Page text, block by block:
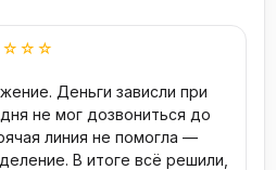
Россельхозбанк можно
Google Play или через
Приложение доступно
авторизации по номеру
Деньги зависли при
не мог дозвониться до
линия не помогла —
В итоге всё решили,